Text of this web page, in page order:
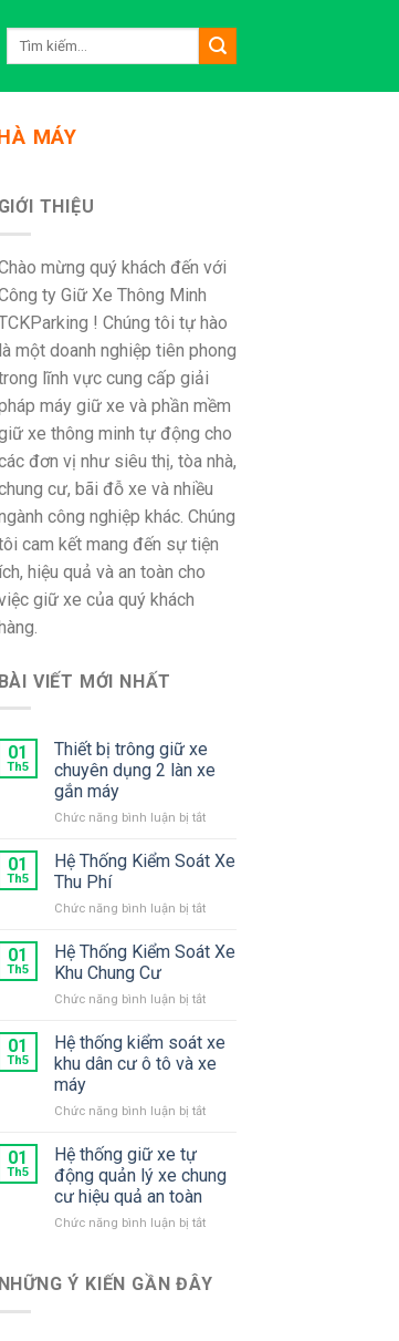
Tìm
MÁY
GIỚI THIỆU
mừng quý khách đến với
ty Giữ Xe Thông Minh
! Chúng tôi tự hào
là một doanh nghiệp tiên phong
lĩnh vực cung cấp giải
máy giữ xe và phần mềm
xe thông minh tự động cho
đơn vị như siêu thị, tòa nhà,
cư, bãi đỗ xe và nhiều
công nghiệp khác. Chúng
cam kết mang đến sự tiện
ích, hiệu quả và an toàn cho
giữ xe của quý khách
BÀI VIẾT MỚI NHẤT
01
Th5
Thiết bị trông giữ xe
chuyên dụng 2 làn xe
gắn máy
Chức năng bình luận bị tắtở
bị
xe
dụng
xe
máy
01
Th5
Hệ Thống Kiểm Soát Xe
Thu Phí
Chức năng bình luận bị tắtở
Thống
Xe
Phí
01
Th5
Hệ Thống Kiểm Soát Xe
Khu Chung Cư
Chức năng bình luận bị tắtở
Thống
Soát
Khu
01
Th5
Hệ thống kiểm soát xe
khu dân cư ô tô và xe
máy
Chức năng bình luận bị tắtở
soát
khu
ô
01
Th5
Hệ thống giữ xe tự
động quản lý xe chung
cư hiệu quả an toàn
Chức năng bình luận bị tắtở
giữ
NHỮNG Ý KIẾN ​​GẦN ĐÂY